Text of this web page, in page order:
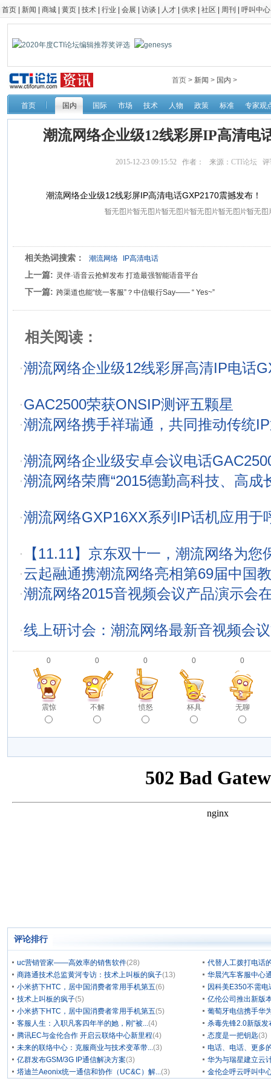
首页 新闻 商城 黄页 技术 行业 会展 访谈 人才 供求 社区 周刊 呼叫中心
首页 > 新闻 > 国内 >
首页 国内 国际 市场 技术 人物 政策 标准 专家观
潮流网络企业级12线彩屏IP高清电
2015-12-23 09:15:52 作者： 来源： CTI论坛 评
潮流网络企业级12线彩屏IP高清电话GXP2170震撼发布！
相关热词搜索： 潮流网络 IP高清电话
上一篇: 灵伴·语音云抢鲜发布 打造最强智能语音平台
下一篇: 跨渠道也能“统一客服”？中信银行Say—— “ Yes~”
相关阅读：
·潮流网络企业级12线彩屏高清IP电话
·GAC2500荣获ONSIP测评五颗星
·潮流网络携手祥瑞通，共同推动传统
·潮流网络企业级安卓会议电话
·潮流网络荣膺“2015德勤高科技、高成
·潮流网络GXP16XX系列IP话机应用于
· 【11.11】京东双十一，潮流网络为您
·云起融通携潮流网络亮相第69届中国
·潮流网络2015音视频会议产品演示会
·线上研讨会：潮流网络最新音视频会
0
震惊
0
不解
0
愤怒
0
杯具
0
无聊
评论排行
uc营销管家——高效率的销售软件(28)
代替人工拨打电话
商路通技术总监黄河专访：技术上叫板的疯子(13)
华晨汽车客服中心
小米挤下HTC，居中国消费者常用手机第五(6)
因科美E350不需
技术上叫板的疯子(5)
亿伦公司推出新版
小米挤下HTC，居中国消费者常用手机第五(5)
葡萄牙电信携手华
客服人生：入职凡客四年半的她，刚“被...(4)
杀毒先锋2.0新版发
腾讯EC与金伦合作 开启云联络中心新里程(4) 态度是一把钥匙(3)
未来的联络中心：克服商业与技术变革带...(3)
电话、电话、更多
亿群发布GSM/3G IP通信解决方案(3)
华为与瑞星建立云
塔迪兰Aeonix统一通信和协作（UC&C）解...(3) 金伦企呼云呼叫中